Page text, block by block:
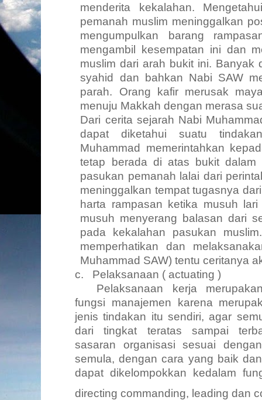
menderita kekalahan.
pemanah muslim meninggalkan
mengumpulkan barang
mengambil kesempatan ini dan
muslim dari arah bukit ini. Banyak
syahid dan bahkan Nabi SAW
parah. Orang kafir merusak
menuju Makkah dengan merasa
Dari cerita sejarah Nabi
dapat diketahui suatu
Muhammad memerintahkan
tetap berada di atas bukit dalam
pasukan pemanah lalai dari
meninggalkan tempat tugasnya
harta rampasan ketika musuh
musuh menyerang balasan dari
pada kekalahan pasukan
memperhatikan dan
Muhammad SAW) tentu ceritanya
c.
Pelaksanaan ( actuating)
Pelaksanaan kerja
fungsi manajemen karena
jenis tindakan itu sendiri, agar
dari tingkat teratas sampai
sasaran organisasi sesuai
semula, dengan cara yang baik
dapat dikelompokkan kedalam
directing commanding, leading dan